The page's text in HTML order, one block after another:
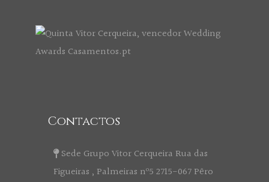
Contactos
Sede Grupo Vitor Cerqueira Rua das
Figueiras , Palmeiras nº5 2715-067 Pêro